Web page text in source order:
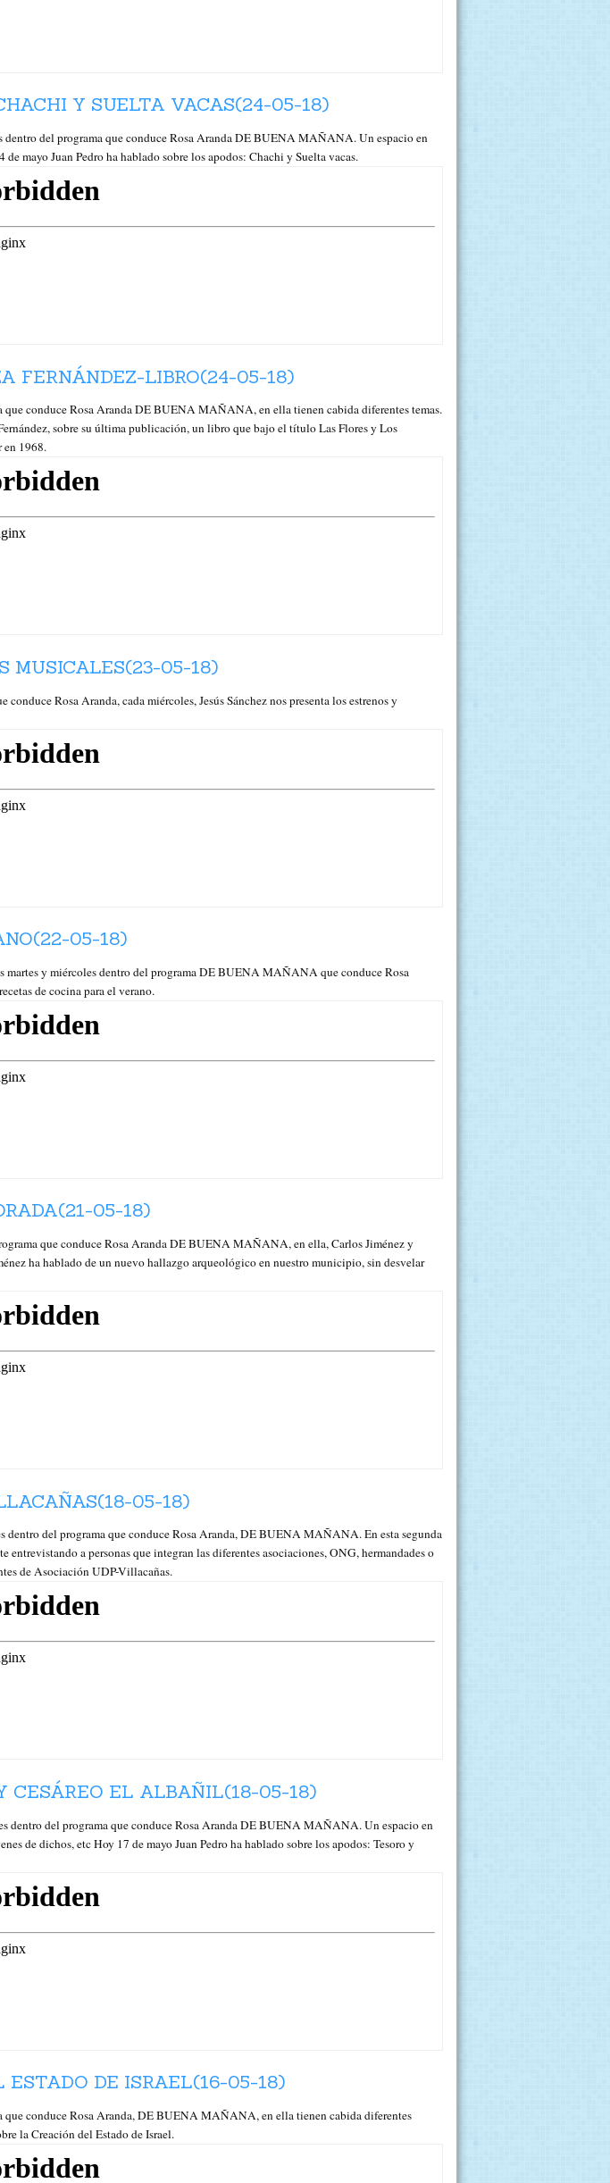
Y SUELTA VACAS(24-05-18)
del programa que conduce Rosa Aranda DE BUENA MAÑANA. Un espacio en
mayo Juan Pedro ha hablado sobre los apodos: Chachi y Suelta vacas.
FERNÁNDEZ-LIBRO(24-05-18)
conduce Rosa Aranda DE BUENA MAÑANA, en ella tienen cabida diferentes temas.
sobre su última publicación, un libro que bajo el título Las Flores y Los
en 1968.
MUSICALES(23-05-18)
Rosa Aranda, cada miércoles, Jesús Sánchez nos presenta los estrenos y
05-18)
y miércoles dentro del programa DE BUENA MAÑANA que conduce Rosa
de cocina para el verano.
05-18)
que conduce Rosa Aranda DE BUENA MAÑANA, en ella, Carlos Jiménez y
ha hablado de un nuevo hallazgo arqueológico en nuestro municipio, sin desvelar
05-18)
del programa que conduce Rosa Aranda, DE BUENA MAÑANA. En esta segunda
entrevistando a personas que integran las diferentes asociaciones, ONG, hermandades o
de Asociación UDP-Villacañas.
CESÁREO EL ALBAÑIL(18-05-18)
dentro del programa que conduce Rosa Aranda DE BUENA MAÑANA. Un espacio en
de dichos, etc Hoy 17 de mayo Juan Pedro ha hablado sobre los apodos: Tesoro y
ESTADO DE ISRAEL(16-05-18)
conduce Rosa Aranda, DE BUENA MAÑANA, en ella tienen cabida diferentes
la Creación del Estado de Israel.